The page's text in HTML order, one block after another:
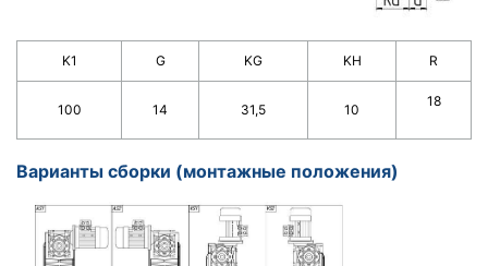
K1 G KG KH R
100 14 31,5 10
18
Варианты сборки (монтажные положения)